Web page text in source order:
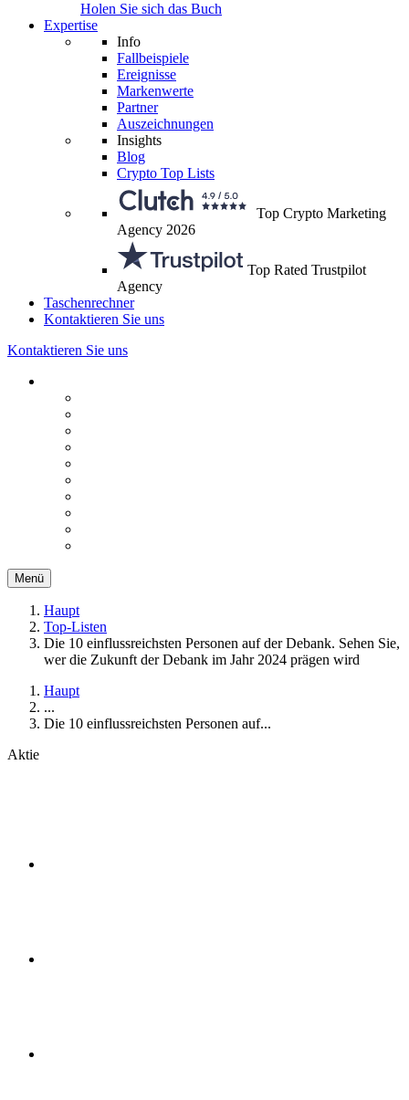
Holen Sie sich das Buch
Expertise
Info
Fallbeispiele
Ereignisse
Markenwerte
Partner
Auszeichnungen
Insights
Blog
Crypto Top Lists
Top Crypto Marketing
Agency 2026
Top Rated Trustpilot
Agency
Taschenrechner
Kontaktieren Sie uns
Kontaktieren Sie uns
Menü
Haupt
Top-Listen
Die 10 einflussreichsten Personen auf der Debank. Sehen Sie,
wer die Zukunft der Debank im Jahr 2024 prägen wird
Haupt
...
Die 10 einflussreichsten Personen auf...
Aktie